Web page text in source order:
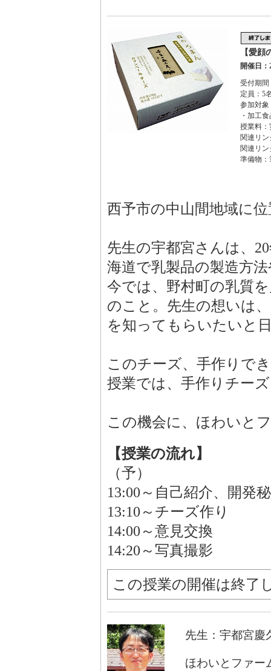
【愛
開催日：
受付期
定員：5
参加対象
・加工
授業料：
関連リン
関連リン
準備物：
西予市の中山間地域に
先生の宇都宮さんは、
海道で乳製品の製造方
今では、野村町の乳質
のこと。先生の想いは
を知ってもらいたいと
このチーズ、手作りで
授業では、手作りチー
この機会に、ほわいと
【授業の流れ】
（予）
13:00～自己紹介、開発
13:10～チーズ作り
14:00～意見交換
14:20～写真撮影
この授業の開催は終了
先生：宇都宮慶
ほわいとファー